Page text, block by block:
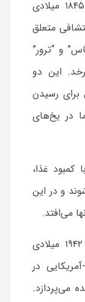
داستان فصل اول در سال ۱۸۴۵ میلادی
متعلق
و “ترور”
این دو
رسیدن
در یخ‌های
غذا،
و در این
می‌افتد.
داستان فصل دوم در سال ۱۹۴۲ میلادی
در
می‌پردازد.